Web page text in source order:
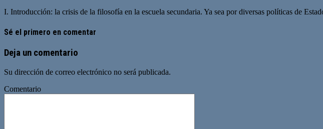
I. Introducción: la crisis de la filosofía en la escuela secundaria. Ya sea por diversas políticas de
Sé el primero en comentar
Deja un comentario
Su dirección de correo electrónico no será publicada.
Comentario